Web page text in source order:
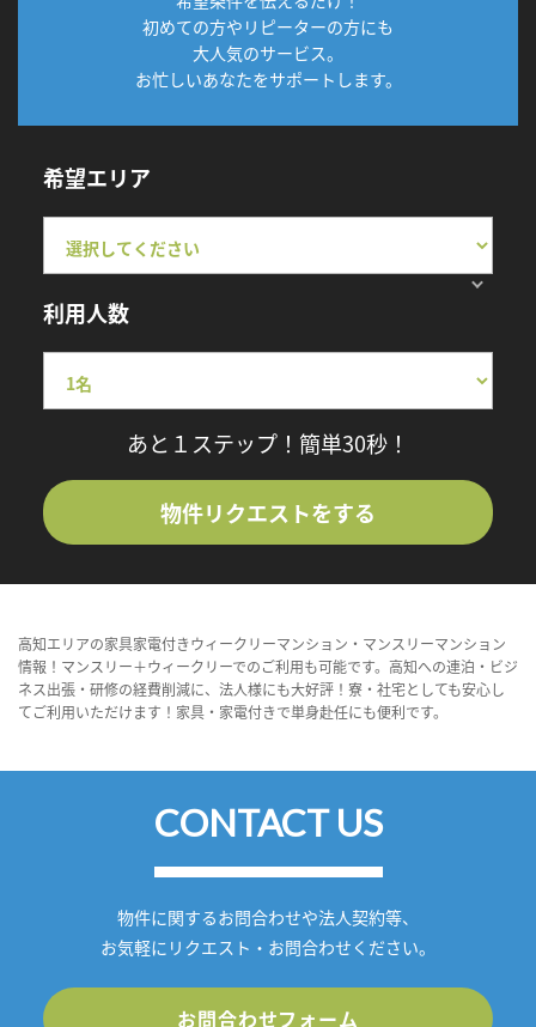
初めての方やリピーターの方にも
大人気のサービス。
お忙しいあなたをサポートします。
希望エリア
利用人数
あと１ステップ！簡単30秒！
物件リクエストをする
高知エリアの家具家電付きウィークリーマンション・マンスリーマンション
情報！マンスリー＋ウィークリーでのご利用も可能です。高知への連泊・ビジ
ネス出張・研修の経費削減に、法人様にも大好評！寮・社宅としても安心し
てご利用いただけます！家具・家電付きで単身赴任にも便利です。
CONTACT US
物件に関するお問合わせや法人契約等、
お気軽にリクエスト・お問合わせください。
お問合わせフォーム